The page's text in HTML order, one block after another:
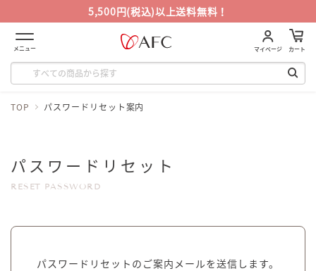
5,500円(税込)以上送料無料！
メニュー マイページ カート
TOP パスワードリセット案内
パスワードリセット
RESET PASSWORD
パスワードリセットのご案内メールを送信します。